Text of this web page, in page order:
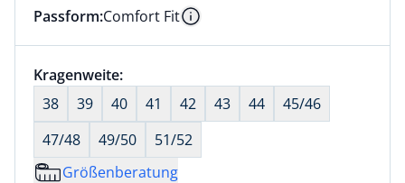
Dieser Artikel hat die Passform Comfort Fit. für
Passform:Comfort Fit Information
Größenauswahl:
Kragenweite:nichts ausgewählt
38
39 40 41 42 43 44
45/46
47/48
49/50
51/52
Größenberatung